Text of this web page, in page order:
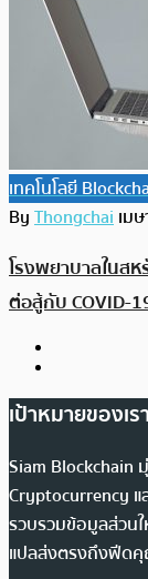
เทคโนโลยี
ByThongchaiเม
โรงพยาบาลในส
ต่อสู้กับ COVID-
เป้าหมายของเรา
Siam Blockchain
Cryptocurrency แ
รวบรวมข้อมูลส่วนใ
แปลส่งตรงถึงฟีด